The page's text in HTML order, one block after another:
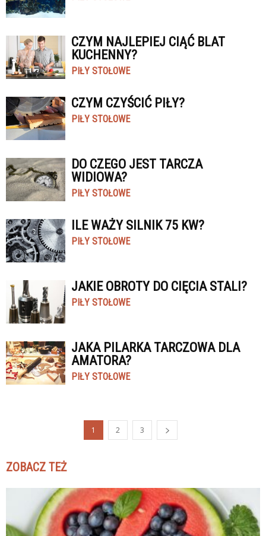
CZYM NAJLEPIEJ CIĄĆ BLAT
KUCHENNY?
PIŁY STOŁOWE
CZYM CZYŚCIĆ PIŁY?
PIŁY STOŁOWE
DO CZEGO JEST TARCZA
WIDIOWA?
PIŁY STOŁOWE
ILE WAŻY SILNIK 75 KW?
PIŁY STOŁOWE
JAKIE OBROTY DO CIĘCIA STALI?
PIŁY STOŁOWE
JAKA PILARKA TARCZOWA DLA
AMATORA?
PIŁY STOŁOWE
1 2 3
ZOBACZ TEŻ